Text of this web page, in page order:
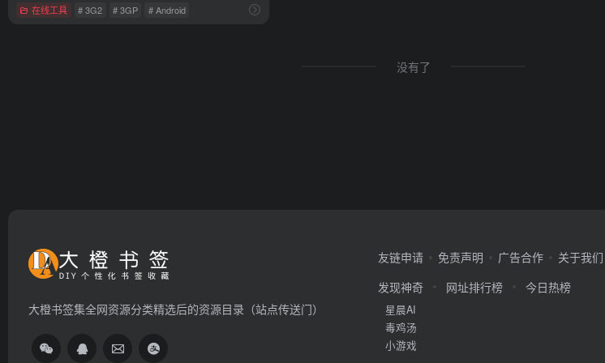
在线工具 # 3G2 # 3GP # Android
没有了
大橙书签集全网资源分类精选后的资源目录（站点传送门）
友链申请 免责声明 广告合作 关于我们
发现神奇
星晨AI
毒鸡汤
小游戏
网址排行榜 今日热榜